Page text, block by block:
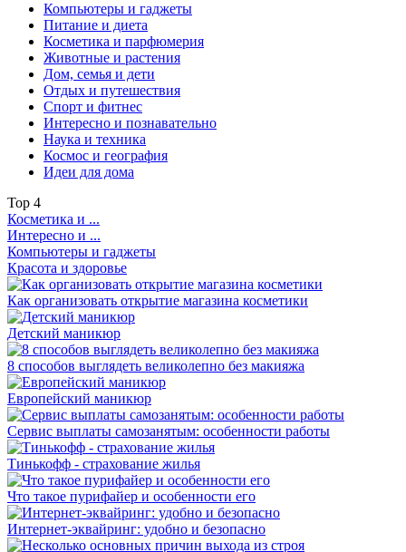
Компьютеры и гаджеты
Питание и диета
Косметика и парфюмерия
Животные и растения
Дом, семья и дети
Отдых и путешествия
Спорт и фитнес
Интересно и познавательно
Наука и техника
Космос и география
Идеи для дома
Top 4
Косметика и ...
Интересно и ...
Компьютеры и гаджеты
Красота и здоровье
Как организовать открытие магазина косметики
Детский маникюр
8 способов выглядеть великолепно без макияжа
Европейский маникюр
Сервис выплаты самозанятым: особенности работы
Тинькофф - страхование жилья
Что такое пурифайер и особенности его
Интернет-эквайринг: удобно и безопасно